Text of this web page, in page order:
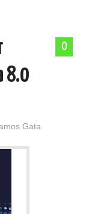
0
8.0
Gata